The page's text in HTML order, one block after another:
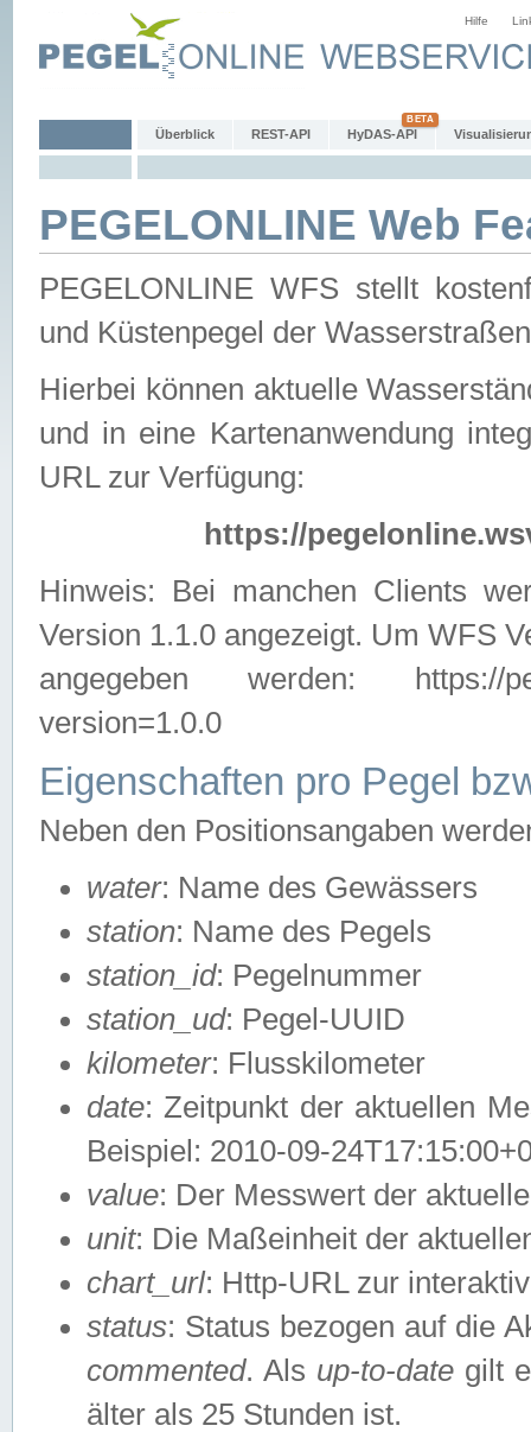
Hilfe
Überblick REST-API HyDAS-API
PEGELONLINE Web
PEGELONLINE WFS stellt
und Küstenpegel der
Hierbei können aktuelle
und in eine Kartenanwendung
URL zur Verfügung:
https://
Hinweis: Bei manchen Clients
Version 1.1.0 angezeigt. Um WFS
angegeben werden: https://
version=1.0.0
Eigenschaften pro Pegel
Neben den Positionsangaben
water: Name des Gewässers
station: Name des Pegels
station_id: Pegelnummer
station_ud: Pegel-UUID
kilometer: Flusskilometer
date: Zeitpunkt der aktuellen
Beispiel: 2010-09-
value: Der Messwert der
unit: Die Maßeinheit der
chart_url: Http-URL zur
status: Status bezogen auf die
commented. Als up-to-date gilt
älter als 25 Stunden ist.